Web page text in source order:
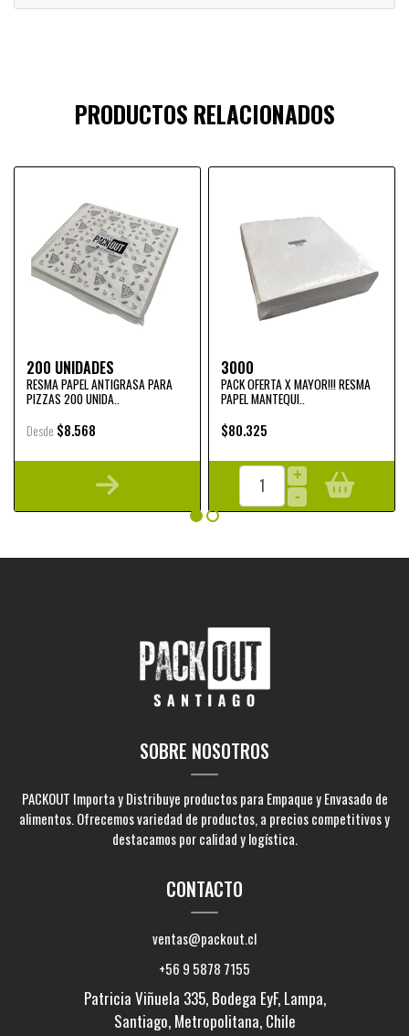
PRODUCTOS RELACIONADOS
200 UNIDADES
RESMA PAPEL ANTIGRASA PARA
PIZZAS 200 UNIDA..
Desde $8.568
3000
PACK OFERTA X MAYOR!!! RESMA
PAPEL MANTEQUI..
$80.325
+
-
SOBRE NOSOTROS
PACKOUT Importa y Distribuye productos para Empaque y Envasado de
alimentos. Ofrecemos variedad de productos, a precios competitivos y
destacamos por calidad y logística.
CONTACTO
ventas@packout.cl
+56 9 5878 7155
Patricia Viñuela 335, Bodega EyF, Lampa,
Santiago, Metropolitana, Chile